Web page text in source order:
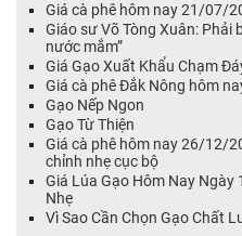
Giá cà phê hôm nay 21/07/
Giáo sư Võ Tòng Xuân: Phải
nước mắm”
Giá Gạo Xuất Khẩu Chạm
Giá cà phê Đắk Nông hôm
Gạo Nếp Ngon
Gạo Từ Thiện
Giá cà phê hôm nay 26/12/
chỉnh nhẹ cục bộ
Giá Lúa Gạo Hôm Nay
Nhẹ
Vì Sao Cần Chọn Gạo Chất